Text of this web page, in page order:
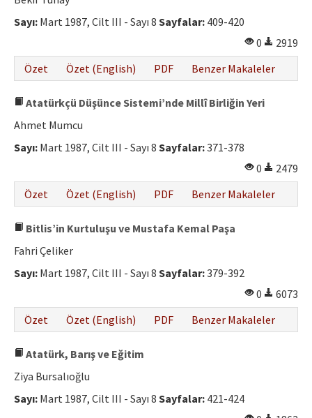
Sayı: Mart 1987, Cilt III - Sayı 8 Sayfalar: 409-420
0
2919
Özet
Özet (English) PDF Benzer Makaleler
Atatürkçü Düşünce Sistemi’nde Millî Birliğin Yeri
Ahmet Mumcu
Sayı: Mart 1987, Cilt III - Sayı 8 Sayfalar:371-378
0
2479
Özet
Özet (English) PDF Benzer Makaleler
Bitlis’in Kurtuluşu ve Mustafa Kemal Paşa
Fahri Çeliker
Sayı: Mart 1987, Cilt III - Sayı 8 Sayfalar:379-392
0
6073
Özet
Özet (English) PDF Benzer Makaleler
Atatürk, Barış ve Eğitim
Ziya Bursalıoğlu
Sayı: Mart 1987, Cilt III - Sayı 8 Sayfalar: 421-424